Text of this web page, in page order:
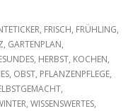
, FRISCH, FRÜHLING,
, GARTENPLAN,
, HERBST, KOCHEN,
, OBST, PFLANZENPFLEGE,
,
, WISSENSWERTES,